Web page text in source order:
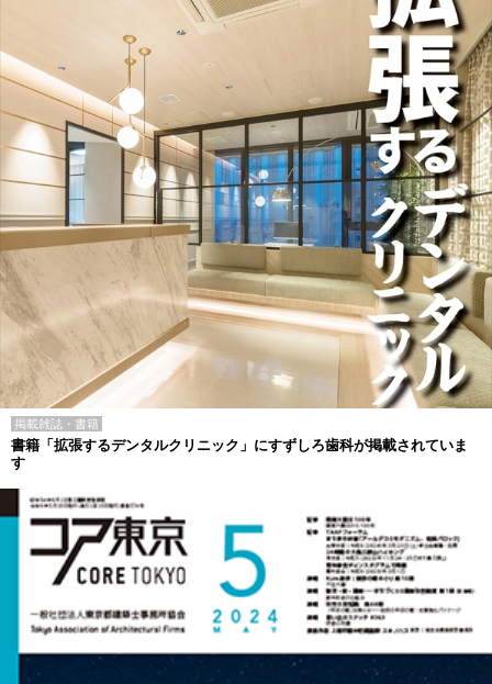
掲載雑誌・書籍
書籍「拡張するデンタルクリニック」にすずしろ歯科が掲載されていま
す